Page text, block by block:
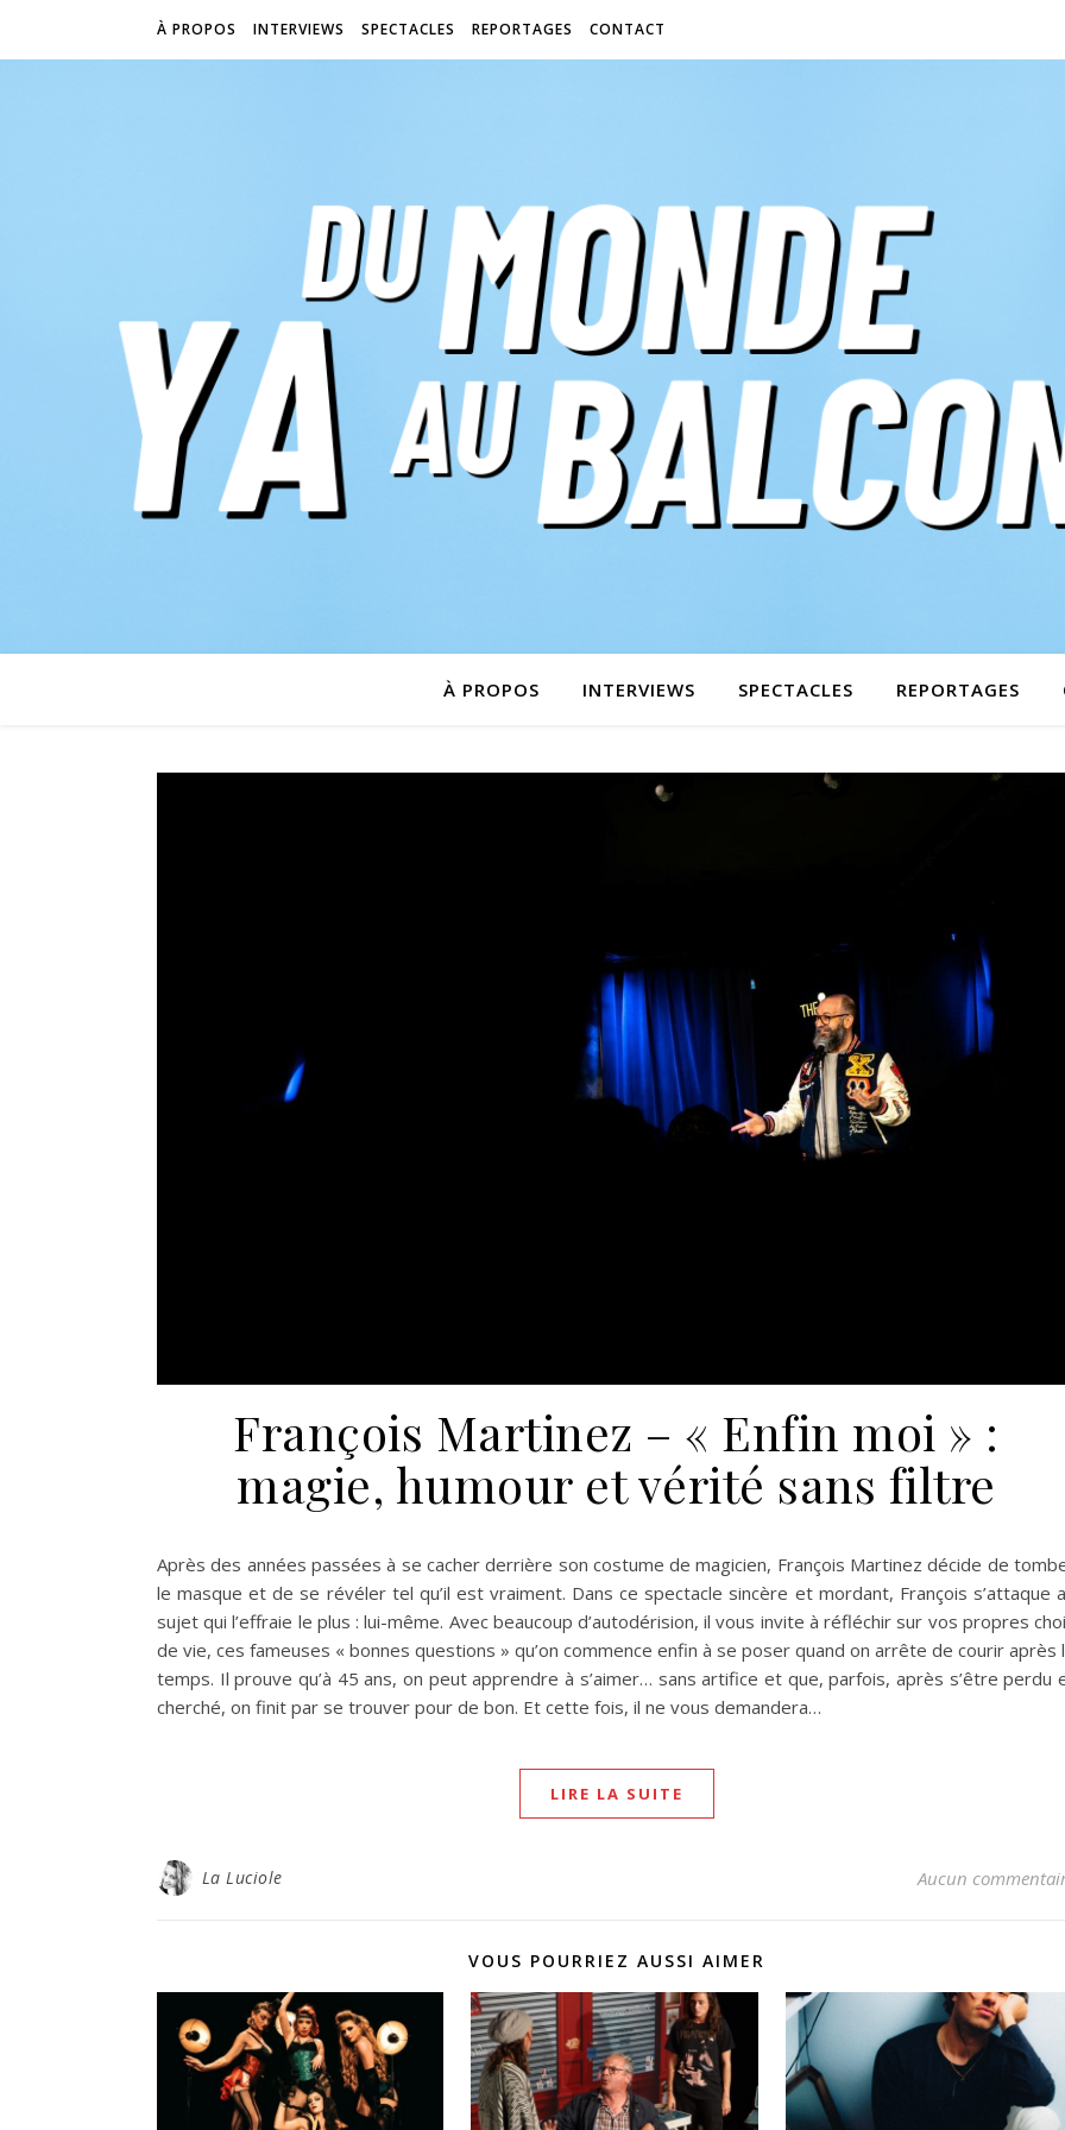
À PROPOS INTERVIEWS SPECTACLES REPORTAGES CONTACT
À PROPOS INTERVIEWS SPECTACLES REPORTAGES
François Martinez – « Enfin moi » :
magie, humour et vérité sans filtre
Après des années passées à se cacher derrière son costume de magicien, François Martinez décide de
le masque et de se révéler tel qu’il est vraiment. Dans ce spectacle sincère et mordant, François s’attaque
sujet qui l’effraie le plus : lui-même. Avec beaucoup d’autodérision, il vous invite à réfléchir sur vos propres
de vie, ces fameuses « bonnes questions » qu’on commence enfin à se poser quand on arrête de courir après
temps. Il prouve qu’à 45 ans, on peut apprendre à s’aimer… sans artifice et que, parfois, après s’être perdu
cherché, on finit par se trouver pour de bon. Et cette fois, il ne vous demandera…
LIRE LA SUITE
La Luciole Aucun
VOUS POURRIEZ AUSSI AIMER